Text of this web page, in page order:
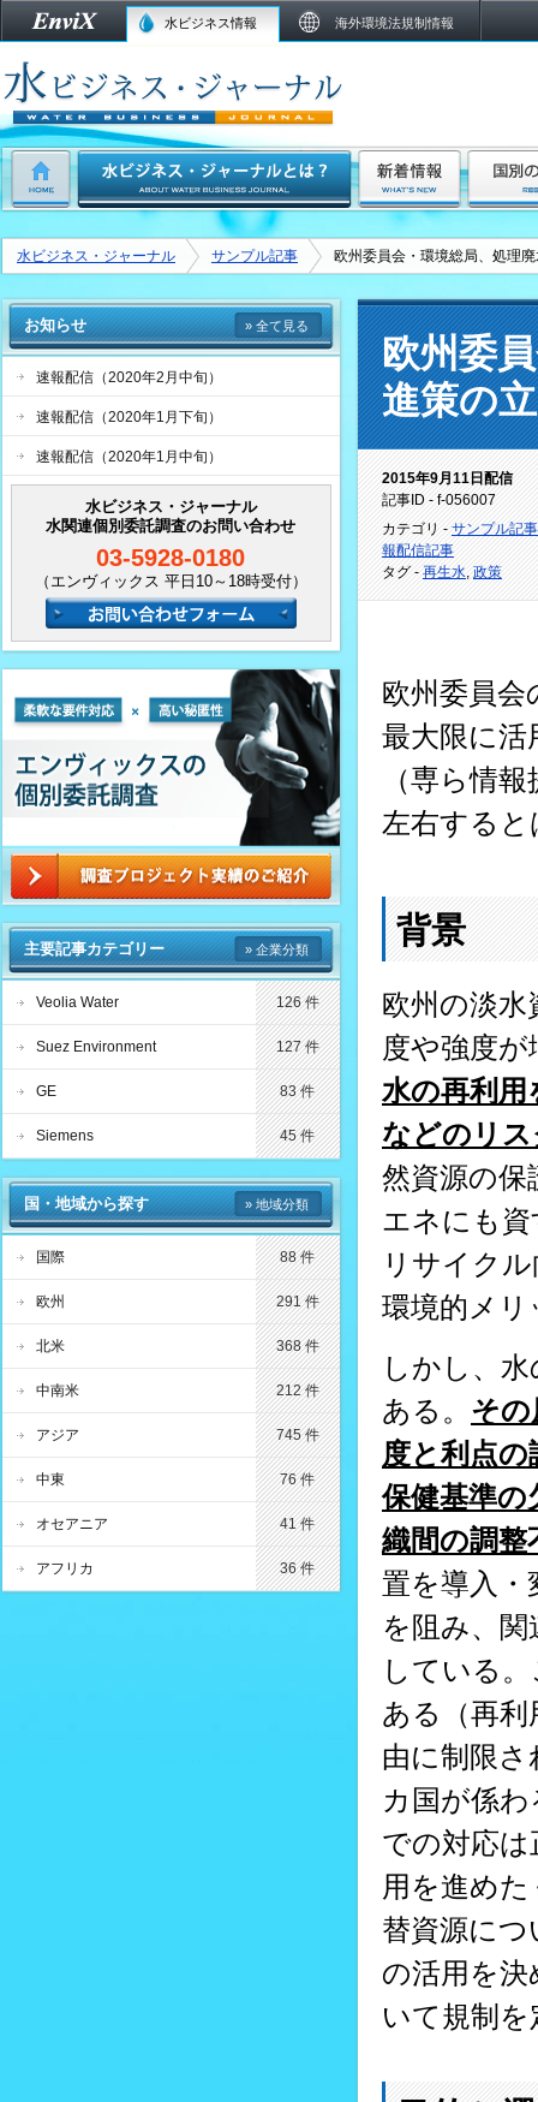
水ビジネス情報 海外環境法規制情報
水ビジネス・ジャーナル サンプル記事 欧州委員会・環境総局、処理
欧州委
進策の
2015年9月11日配信
記事ID - f-056007
カテゴリ - サンプル記事
報配信記事
タグ - 再生水, 政策
欧州委員会
最大限に活
（専ら情
左右する
背景
欧州の淡
度や強度
水の再利用
などのリ
然資源の保
エネにも
リサイク
環境的メ
しかし、
ある。 その
度と利点
保健基準の
織間の調整
置を導入・
を阻み、
している
ある（再
由に制限さ
カ国が係
での対応
用を進め
替資源につ
の活用を
いて規制
お知らせ » 全て見る
速報配信（2020年2月中旬）
速報配信（2020年1月下旬）
速報配信（2020年1月中旬）
水ビジネス・ジャーナル
水関連個別委託調査のお問い合わせ
03-5928-0180
（エンヴィックス 平日10～18時受付）
主要記事カテゴリー » 企業分類
Veolia Water 126 件
Suez Environment 127 件
GE 83 件
Siemens 45 件
国・地域から探す » 地域分類
国際 88 件
欧州 291 件
北米 368 件
中南米 212 件
アジア 745 件
中東 76 件
オセアニア 41 件
アフリカ 36 件